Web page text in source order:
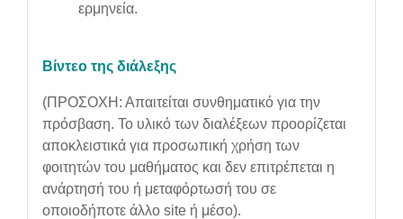
ερμηνεία.
Βίντεο της διάλεξης
(ΠΡΟΣΟΧΗ: Απαιτείται συνθηματικό για την
πρόσβαση. Το υλικό των διαλέξεων προορίζεται
αποκλειστικά για προσωπική χρήση των
φοιτητών του μαθήματος και δεν επιτρέπεται η
ανάρτησή του ή μεταφόρτωσή του σε
οποιοδήποτε άλλο site ή μέσο).